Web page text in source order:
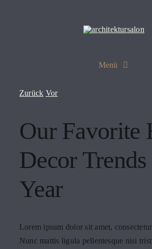
Menü
salon
projekte
leistungen
referenzen
jobs
Zurück Vor
Our Favorite
Decor
Year
Lorem ipsum dolor sit amet,
Nunc mattis ligula pellentesque nisi